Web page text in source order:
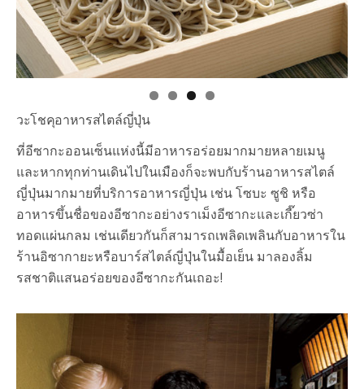
วะโชคุอาหารสไตล์ญี่ปุ่น
ที่อีซากะออนเซ็นแห่งนี้มีอาหารอร่อยมากมายหลายเมนู
และหากทุกท่านเดินไปในเมืองก็จะพบกับร้านอาหารสไตล์
ญี่ปุ่นมากมายที่บริการอาหารญี่ปุ่น เช่น โซบะ ซูชิ หรือ
อาหารขึ้นชื่อของอีซากะอย่างราเม็งอีซากะและเกี๊ยวซ่า
ทอดแผ่นกลม เช่นเดียวกันก็สามารถเพลิดเพลินกับอาหารใน
ร้านอิซากายะหรือบาร์สไตล์ญี่ปุ่นในมื้อเย็น มาลองลิ้ม
รสชาติแสนอร่อยของอีซากะกันเถอะ!